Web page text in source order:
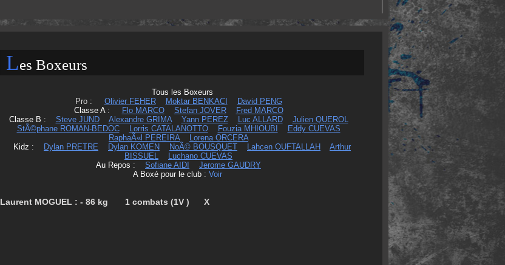
Les Boxeurs
Tous les Boxeurs
Pro : Olivier FEHER Moktar BENKACI
David PENG
Classe A : Flo MARCO Stefan JOVER
Fred MARCO
Classe B : Steve JUND Alexandre GRIMA Yann PEREZ Luc ALLARD
Julien QUEROL
StÃ©phane ROMAN-BEDOC
Lorris CATALANOTTO Fouzia MHIOUBI
Eddy CUEVAS
RaphaÃ«l PEREIRA
Lorena ORCERA
Kidz : Dylan PRETRE Dylan KOMEN NoÃ© BOUSQUET Lahcen OUFTALLAH
Arthur
BISSUEL
Luchano CUEVAS
Au Repos : Sofiane AIDI
Jerome GAUDRY
A Boxé pour le club : Voir
Laurent MOGUEL : - 86 kg 1 combats (1V ) X